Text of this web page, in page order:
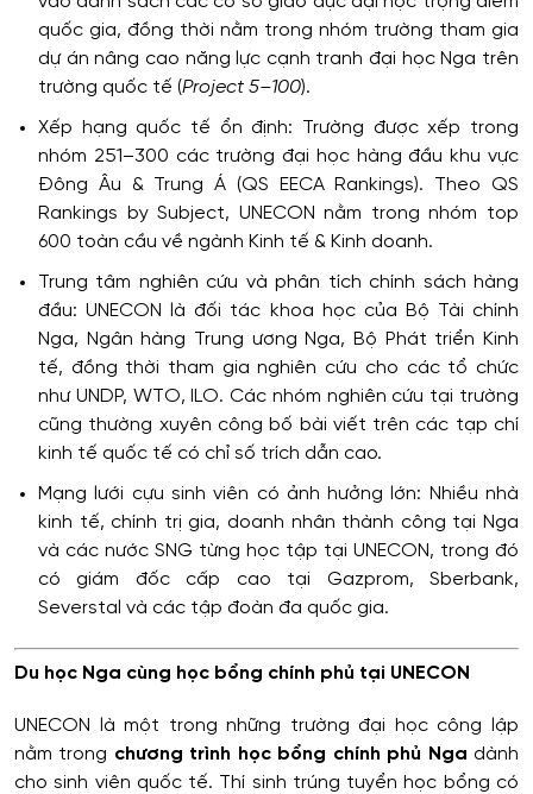
quốc gia, đồng thời nằm trong nhóm trường tham gia
dự án nâng cao năng lực cạnh tranh đại học Nga trên
trường quốc tế (Project 5–100).
Xếp hạng quốc tế ổn định: Trường được xếp trong
nhóm 251–300 các trường đại học hàng đầu khu vực
Đông Âu & Trung Á (QS EECA Rankings). Theo QS
Rankings by Subject, UNECON nằm trong nhóm top
600 toàn cầu về ngành Kinh tế & Kinh doanh.
Trung tâm nghiên cứu và phân tích chính sách hàng
đầu: UNECON là đối tác khoa học của Bộ Tài chính
Nga, Ngân hàng Trung ương Nga, Bộ Phát triển Kinh
tế, đồng thời tham gia nghiên cứu cho các tổ chức
như UNDP, WTO, ILO. Các nhóm nghiên cứu tại trường
cũng thường xuyên công bố bài viết trên các tạp chí
kinh tế quốc tế có chỉ số trích dẫn cao.
Mạng lưới cựu sinh viên có ảnh hưởng lớn: Nhiều nhà
kinh tế, chính trị gia, doanh nhân thành công tại Nga
và các nước SNG từng học tập tại UNECON, trong đó
có giám đốc cấp cao tại Gazprom, Sberbank,
Severstal và các tập đoàn đa quốc gia.
Du học Nga cùng học bổng chính phủ tại UNECON
UNECON là một trong những trường đại học công lập
nằm trong chương trình học bổng chính phủ Nga dành
cho sinh viên quốc tế. Thí sinh trúng tuyển học bổng có